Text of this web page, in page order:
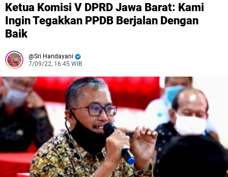
Ketua Komisi V DPRD Jawa Barat: Kami
Ingin Tegakkan PPDB Berjalan Dengan
Baik
Sri Handayani
7/09/22, 16:45 WIB